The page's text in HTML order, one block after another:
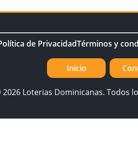
de PrivacidadTérminos y
Inicio
Loterias Dominicanas. Todos